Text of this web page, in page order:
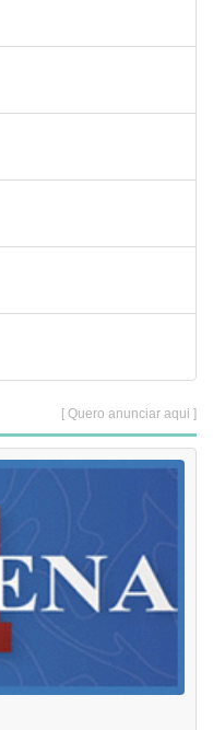
[ Quero anunciar aqui ]